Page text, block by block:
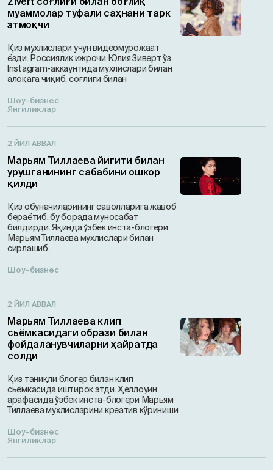
муаммолар туфали саҳнани тарк
этмоқчи
Қиз мухлислари учун видеомурожаат
ёзди. Россиялик ижрочи Юлия Зиверт ўз
Instagram-aккаунтида мухлислари билан
алоқага чиқиб, соғлиғи билан
Шоу-бизнес
Янгиликлар
2 ЙИЛ АВВАЛ
Марьям Тиллаева йигити билан
урушганининг сабабини ошкор
қилди
Қиз обуначиларининг саволларига жавоб
бераётиб, бу борада муносабат
билдирди. Яқинда ўзбек инста-блогери
Марьям Тиллаева мухлислари билан
сирлашиб,
Шоу-бизнес
2 ЙИЛ АВВАЛ
Марьям Тиллаева клип
сьёмкасидаги образи билан
фойдаланувчиларни ҳайратда
солди
Қиз таниқли блогер билан клип
сьёмкасида иштирок этди. Ҳеллоуин
арафасида ўзбек инста-блогери Марьям
Тиллаева мухлисларини креатив кўриниши
Шоу-бизнес
Янгиликлар